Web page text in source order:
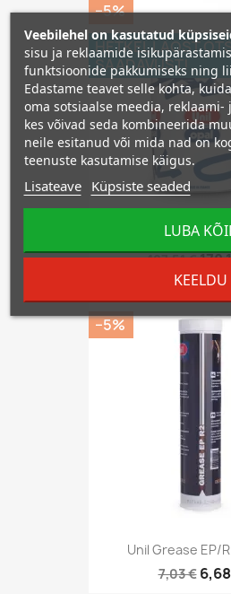
Unil Grease
187,51 €
−5%
HETKEL LAOST
SAADAVUST!
Unil Grease EP/
7,03 €
−5%
Veebilehel on kasutatud
sisu ja reklaamide
funktsioonide pakkumiseks ning
Edastame teavet selle kohta,
oma sotsiaalse meedia,
kes võivad seda kombineerida
neile esitanud või mida nad on
teenuste kasutamise käigus.
Lisateave Küpsiste seaded
KEELDU
LUBA